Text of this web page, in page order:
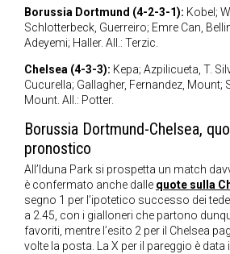
Borussia Dortmund (4-2-3-1): Kobel;
Schlotterbeck, Guerreiro; Emre Can,
Adeyemi; Haller. All.: Terzic.
Chelsea (4-3-3): Kepa; Azpilicueta, T.
Cucurella; Gallagher, Fernandez, Mount;
Mount. All.: Potter.
Borussia Dortmund-Chelsea,
pronostico
All’Iduna Park si prospetta un match
è confermato anche dalle quote sulla
segno 1 per l’ipotetico successo dei
a 2.45, con i gialloneri che partono
favoriti, mentre l’esito 2 per il Chelsea
volte la posta. La X per il pareggio è data